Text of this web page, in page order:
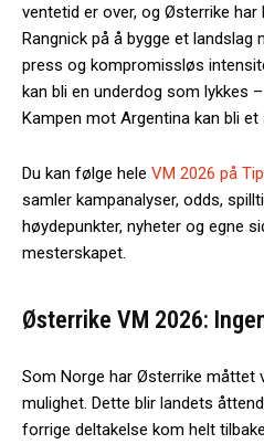
ventetid er over, og Østerrike har
Rangnick på å bygge et landslag
press og kompromissløs
kan bli en underdog som lykkes
Kampen mot Argentina kan bli
Du kan følge hele VM 2026 på
samler kampanalyser, odds,
høydepunkter, nyheter og egne
mesterskapet.
Østerrike VM 2026:
Som Norge har Østerrike måttet
mulighet. Dette blir landets
forrige deltakelse kom helt